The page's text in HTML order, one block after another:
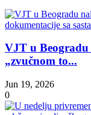
VJT u
„zvučnom to...
Jun 19, 2026
0